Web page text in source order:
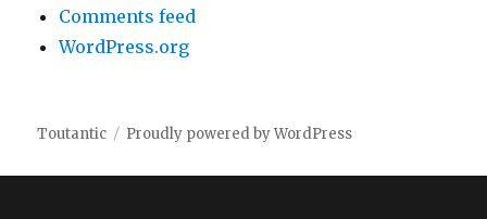
Comments feed
WordPress.org
Toutantic Proudly powered by WordPress